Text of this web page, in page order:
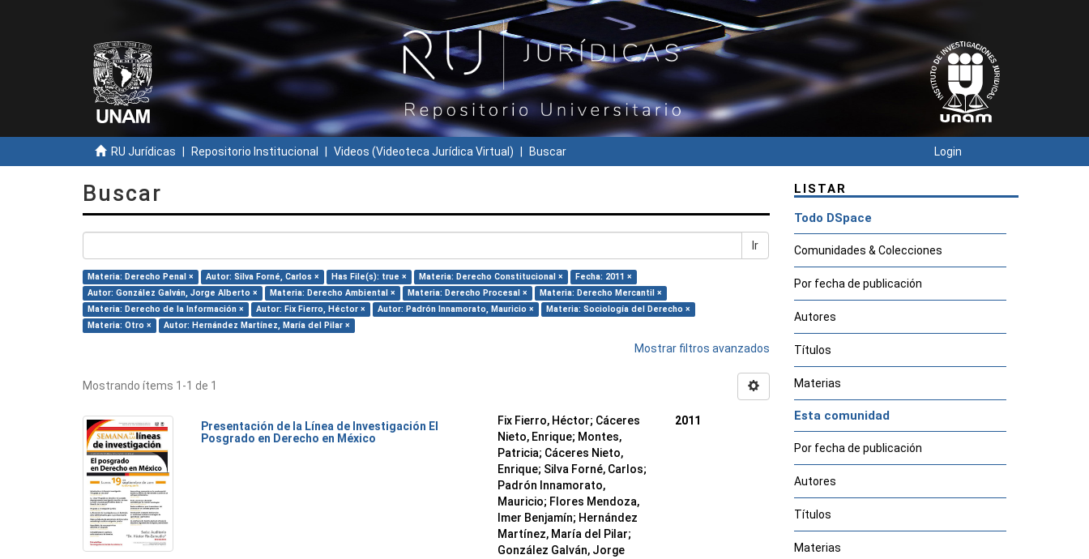
RU Jurídicas Repositorio Institucional Videos (Videoteca Jurídica Virtual) Buscar Login
Buscar
Ir
Materia: Derecho Penal × Autor: Silva Forné, Carlos × Has File(s): true × Materia: Derecho Constitucional ×
Fecha: 2011 ×
Autor: González Galván, Jorge Alberto ×
Materia: Derecho Ambiental × Materia: Derecho Procesal ×
Materia: Derecho Mercantil ×
Materia: Derecho de la Información ×
Autor: Fix Fierro, Héctor × Autor: Padrón Innamorato, Mauricio ×
Materia: Sociología del Derecho ×
Materia: Otro ×
Autor: Hernández Martínez, María del Pilar ×
Mostrar filtros avanzados
Mostrando ítems 1-1 de 1
Presentación de la Línea de Investigación El
Posgrado en Derecho en México
Fix Fierro, Héctor; Cáceres
Nieto, Enrique; Montes,
Patricia; Cáceres Nieto,
Enrique; Silva Forné, Carlos;
Padrón Innamorato,
Mauricio; Flores Mendoza,
Imer Benjamín; Hernández
Martínez, María del Pilar;
González Galván, Jorge
2011
LISTAR
Todo DSpace
Comunidades & Colecciones
Por fecha de publicación
Autores
Títulos
Materias
Esta comunidad
Por fecha de publicación
Autores
Títulos
Materias